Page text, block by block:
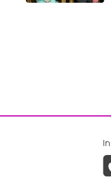
da
Instagram